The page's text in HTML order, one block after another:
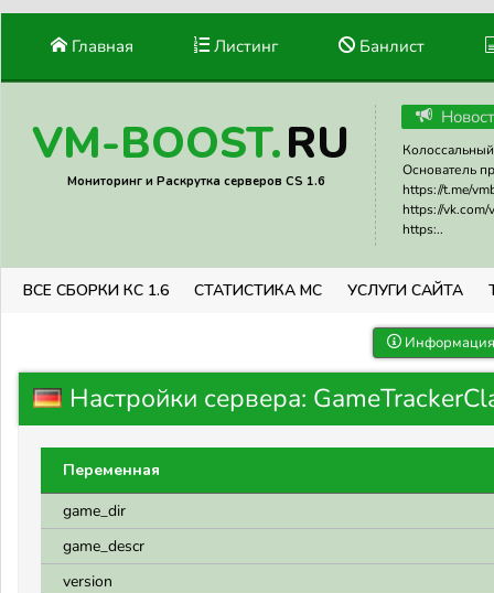
Главная Листинг Банлист
VM-BOOST.RU
Мониторинг и Раскрутка серверов CS 1.6
Основатель
https://t.me/
https://vk.com/
https:..
ВСЕ СБОРКИ КС 1.6 СТАТИСТИКА МС УСЛУГИ САЙТА
Настройки сервера:
Переменная
game_dir
game_descr
version